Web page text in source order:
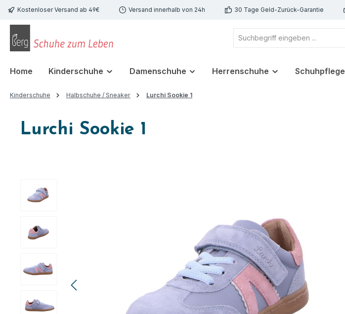
Hauptinhalt springen
Zur Suche springen
Zur Hauptnavigation springen
Kostenloser Versand ab 49€ Versand innerhalb von 24h 30 Tage Geld-Zurück-Garantie
Home Kinderschuhe Damenschuhe Herrenschuhe Schuhpflege
Kinderschuhe Halbschuhe / Sneaker Lurchi Sookie 1
Lurchi Sookie 1